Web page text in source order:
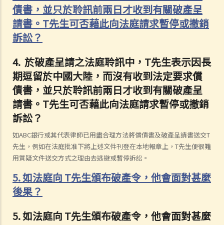
債書，並只於聆訊前兩日才收到有關破產呈
請書。T先生可否藉此向法庭請求暫停或撤銷
訴訟？
4. 於破產呈請之法庭聆訊中，T先生表示因長
期逗留於中國大陸，而沒有收到法定要求償
債書，並只於聆訊前兩日才收到有關破產呈
請書。T先生可否藉此向法庭請求暫停或撤銷
訴訟？
如ABC銀行或其代表律師已用盡合理方法將償債書及破產呈請書送交T
先生，例如在法庭批准下將上述文件刊登在本地報章上，T先生便很難
用質疑文件送交方式之理由去逃避或暫停訴訟。
5. 如法庭向 T先生頒布破產令，他會面對甚麼
後果？
5. 如法庭向 T先生頒布破產令，他會面對甚麼